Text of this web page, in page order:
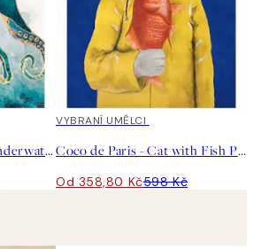
SpaceFrog Designs - Underwater Dream V Plakát
40%*
VYBRANÍ UMĚLCI
Coco de Paris - Cat with Fish Plakát
Od 358,80 Kč598 Kč